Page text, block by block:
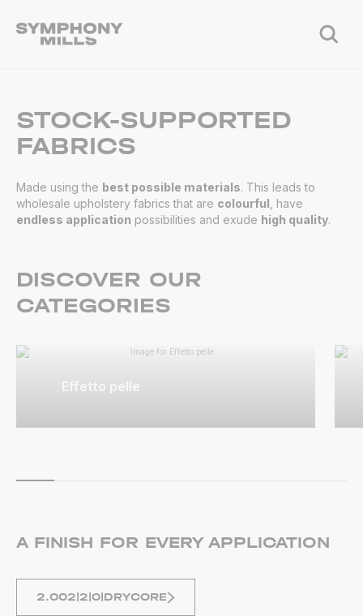
STOCK-SUPPORTED
FABRICS
Made using the best possible materials. This leads to
wholesale upholstery fabrics that are colourful , have
endless application possibilities and exude high quality.
DISCOVER OUR
CATEGORIES
Effetto pelle
A FINISH FOR EVERY APPLICATION
2.002|2|0|DRYCORE